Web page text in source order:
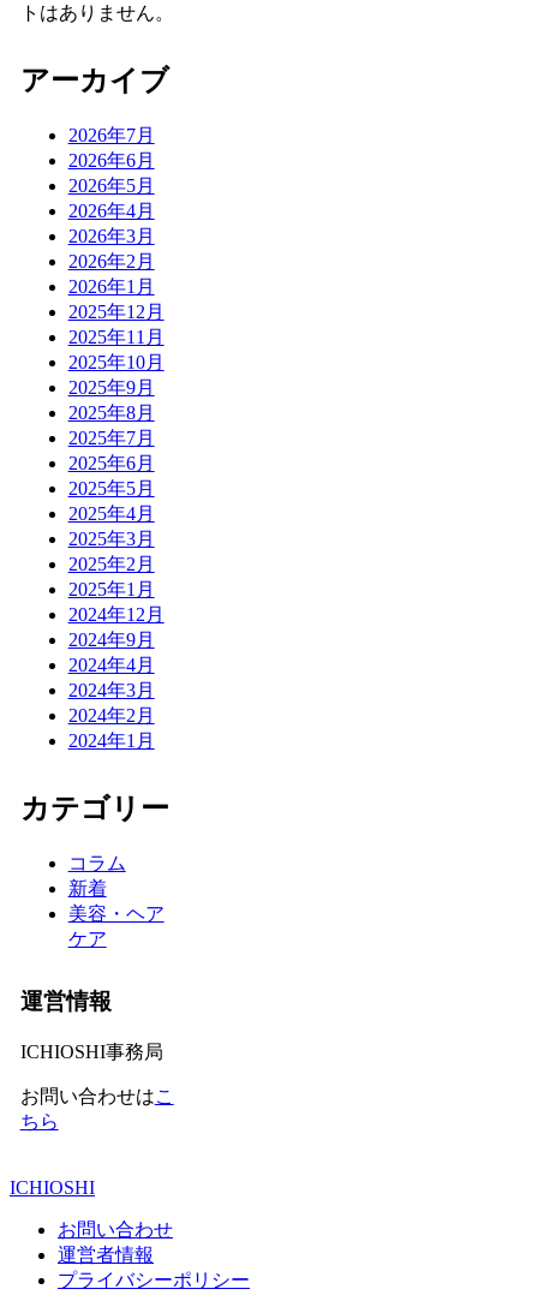
トはありません。
アーカイブ
2026年7月
2026年6月
2026年5月
2026年4月
2026年3月
2026年2月
2026年1月
2025年12月
2025年11月
2025年10月
2025年9月
2025年8月
2025年7月
2025年6月
2025年5月
2025年4月
2025年3月
2025年2月
2025年1月
2024年12月
2024年9月
2024年4月
2024年3月
2024年2月
2024年1月
カテゴリー
コラム
新着
美容・ヘア
ケア
運営情報
ICHIOSHI事務局
お問い合わせはこ
ちら
ICHIOSHI
お問い合わせ
運営者情報
プライバシーポリシー